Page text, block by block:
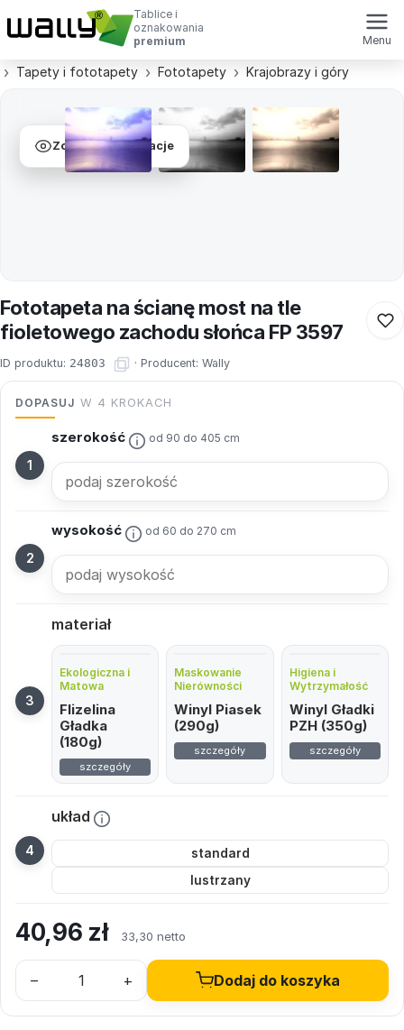
Tablice i
oznakowania
premium
Menu
Tapety i fototapety Fototapety Krajobrazy i góry
Zobacz wizualizacje
Fototapeta na ścianę most na tle
fioletowego zachodu słońca FP 3597
ID produktu: 24803 · Producent: Wally
DOPASUJ W 4 KROKACH
szerokość od 90 do 405 cm
wysokość od 60 do 270 cm
materiał
Ekologiczna i
Matowa
Flizelina
Gładka
(180g)
szczegóły
Maskowanie
Nierówności
Winyl Piasek
(290g)
szczegóły
Higiena i
Wytrzymałość
Winyl Gładki
PZH (350g)
szczegóły
układ
standard
lustrzany
40,96 zł 33,30 netto
– + Dodaj do koszyka